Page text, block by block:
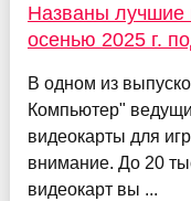
Названы лучшие
осенью 2025 г.
В одном из
Компьютер"
видеокарты для
внимание. До 20
видеокарт вы ...